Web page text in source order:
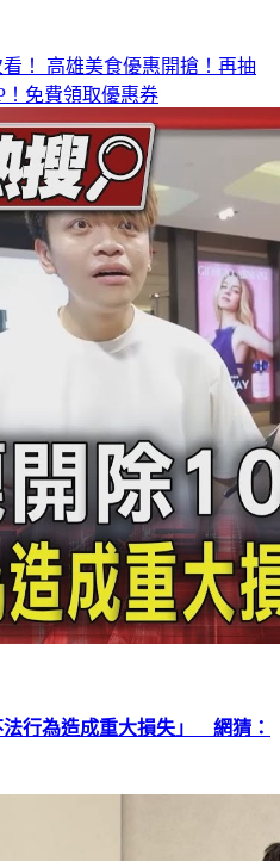
！ 高雄美食優惠開搶！再抽
！免費領取優惠券
行為造成重大損失」 網猜：